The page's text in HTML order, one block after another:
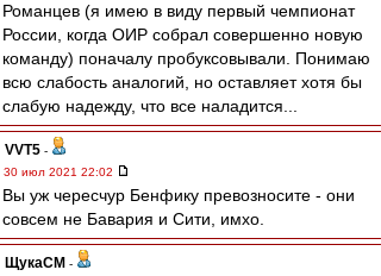
Романцев (я имею в виду первый чемпионат
России, когда ОИР собрал совершенно новую
команду) поначалу пробуксовывали. Понимаю
всю слабость аналогий, но оставляет хотя бы
слабую надежду, что все наладится...
VVT5 -
30 июл 2021 22:02
Вы уж чересчур Бенфику превозносите - они
совсем не Бавария и Сити, имхо.
ЩукаСМ -